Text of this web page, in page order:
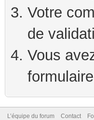
Votre
de
Vous
L’équipe du forum Contact